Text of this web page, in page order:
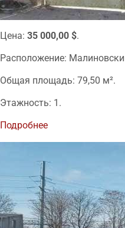
Цена: 35 000,00 $.
Расположение:
Общая площадь: 79,50 м².
Этажность: 1.
Подробнее